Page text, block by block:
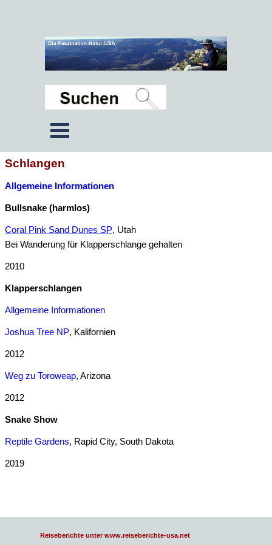
Schlangen
Allgemeine Informationen
Bullsnake (harmlos)
Coral Pink Sand Dunes SP, Utah
Bei Wanderung für Klapperschlange gehalten
2010
Klapperschlangen
Allgemeine Informationen
Joshua Tree NP, Kalifornien
2012
Weg zu Toroweap, Arizona
2012
Snake Show
Reptile Gardens, Rapid City, South Dakota
2019
Reiseberichte unter www.reiseberichte-usa.net